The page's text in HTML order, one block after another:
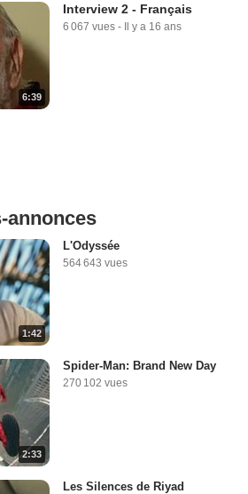
6:39
Interview 2 - Français
6 067 vues - Il y a 16 ans
annonces
1:42
L'Odyssée
564 643 vues
2:33
Spider-Man: Brand New Day
270 102 vues
Les Silences de Riyad